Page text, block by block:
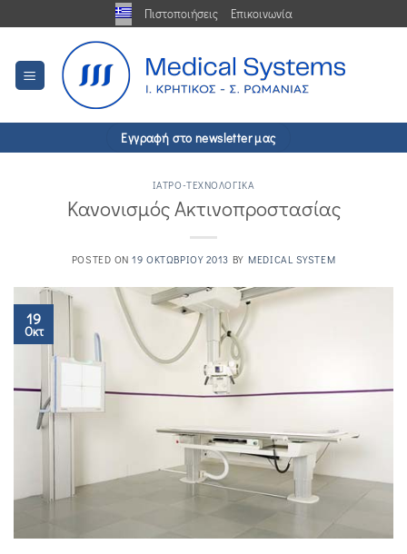
στο
περιεχόμενο
Πιστοποιήσεις Επικοινωνία
Εγγραφή στο newsletter μας
IΑΤΡΌ-ΤΕΧΝΟΛΟΓΙΚΆ
Κανονισμός Ακτινοπροστασίας
POSTED ON19 ΟΚΤΩΒΡΊΟΥ 2013 BY MEDICAL SYSTEM
19
Οκτ